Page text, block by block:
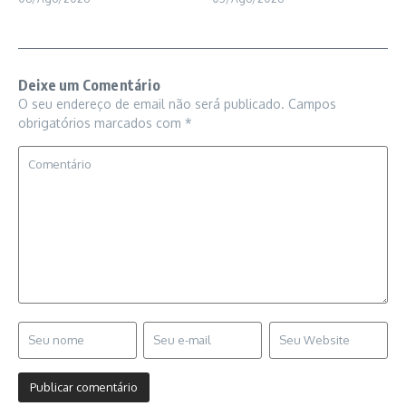
Deixe um Comentário
O seu endereço de email não será publicado. Campos
obrigatórios marcados com *